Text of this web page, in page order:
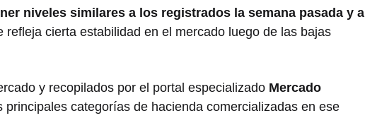
niveles similares a los registrados la semana pasada y al
refleja cierta estabilidad en el mercado luego de las bajas
y recopilados por el portal especializado Mercado
principales categorías de hacienda comercializadas en ese